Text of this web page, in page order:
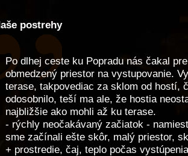
postrehy
Po dlhej ceste ku Popradu nás čakal
obmedzený priestor na vystupovanie.
terase, takpovediac za sklom od hostí,
odosobnilo, teší ma ale, že hostia
najbližšie ako mohli až ku terase.
- rýchly neočakávaný začiatok -
sme začínali ešte skôr, malý priestor,
+ prostredie, čaj, teplo počas